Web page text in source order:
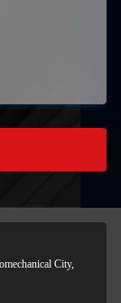
City,